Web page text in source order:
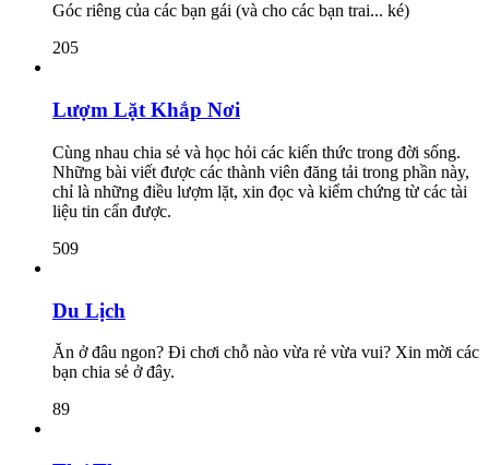
Góc riêng của các bạn gái (và cho các bạn trai... ké)
205
Lượm Lặt Khắp Nơi
Cùng nhau chia sẻ và học hỏi các kiến thức trong đời sống.
Những bài viết được các thành viên đăng tải trong phần này,
chỉ là những điều lượm lặt, xin đọc và kiểm chứng từ các tài
liệu tin cẩn được.
509
Du Lịch
Ăn ở đâu ngon? Đi chơi chỗ nào vừa rẻ vừa vui? Xin mời các
bạn chia sẻ ở đây.
89